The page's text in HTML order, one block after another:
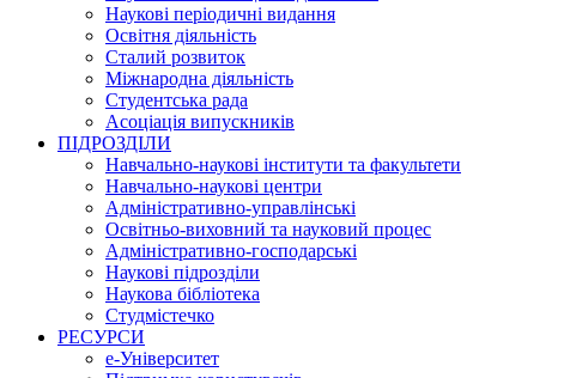
Наукові періодичні видання
Освітня діяльність
Сталий розвиток
Міжнародна діяльність
Студентська рада
Асоціація випускників
ПІДРОЗДІЛИ
Навчально-наукові інститути та факультети
Навчально-наукові центри
Адміністративно-управлінські
Освітньо-виховний та науковий процес
Адміністративно-господарські
Наукові підрозділи
Наукова бібліотека
Студмістечко
РЕСУРСИ
е-Університет